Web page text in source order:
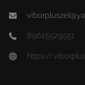
89625529551
https://